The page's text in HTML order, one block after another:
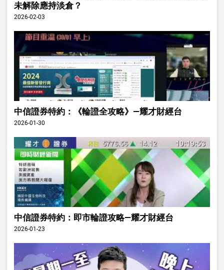
未解除應持淡倉？
2026-02-03
中信證券特約：《輪證全攻略》—耀才財經台
2026-01-30
中信證券特約：即市輪證攻略—耀才財經台
2026-01-23